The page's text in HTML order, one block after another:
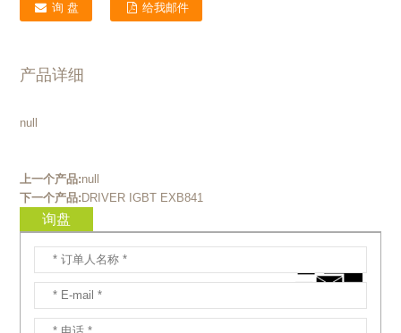
询 盘 给我邮件
产品详细
null
上一个产品:null
下一个产品: DRIVER IGBT EXB841
询盘